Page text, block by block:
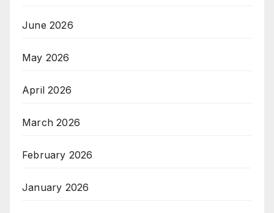
June 2026
May 2026
April 2026
March 2026
February 2026
January 2026